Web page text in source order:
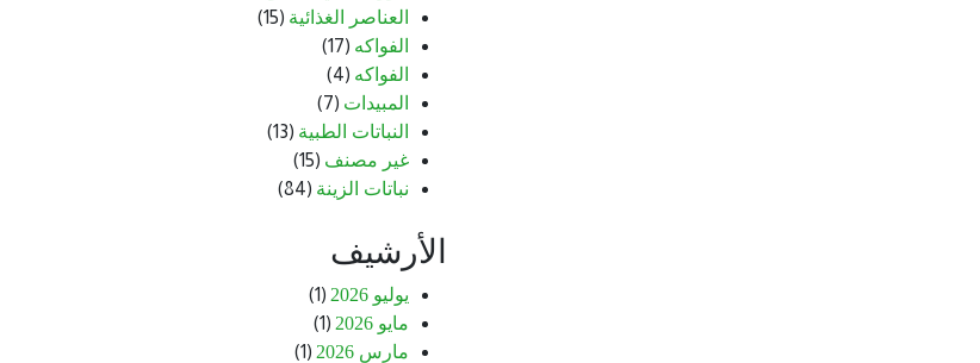
العناصر الغذائية (15)
الفواكه (17)
الفواكه (4)
المبيدات (7)
النباتات الطبية (13)
غير مصنف (15)
نباتات الزينة (84)
الأرشيف
يوليو 2026
(1)
مايو 2026
(1)
مارس 2026
(1)